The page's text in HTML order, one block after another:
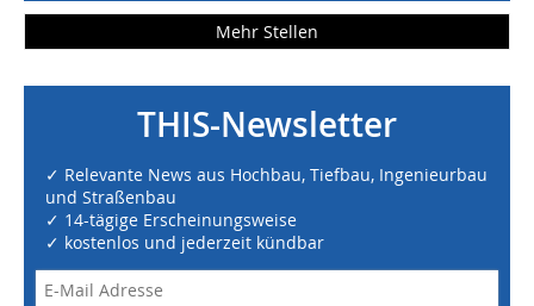
Mehr Stellen
THIS-Newsletter
✓ Relevante News aus Hochbau, Tiefbau, Ingenieurbau
und Straßenbau
✓ 14-tägige Erscheinungsweise
✓ kostenlos und jederzeit kündbar